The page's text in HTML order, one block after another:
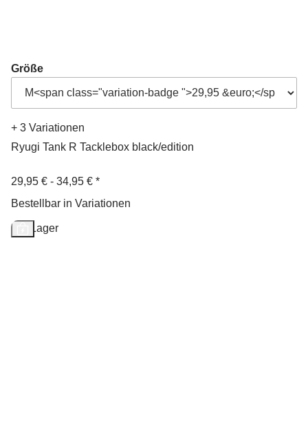
Größe
+ 3 Variationen
Ryugi Tank R Tacklebox black/edition
29,95 € - 34,95 € *
Bestellbar in Variationen
Auf Lager